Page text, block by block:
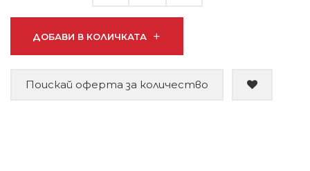
ДОБАВИ В КОЛИЧКАТА
Поискай оферта за количество